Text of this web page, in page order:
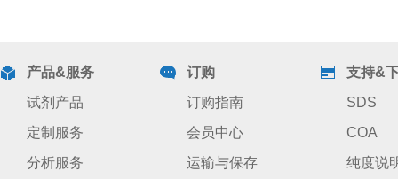
产品&服务
试剂产品
定制服务
分析服务
订购
订购指南
会员中心
运输与保存
支持&
SDS
COA
纯度说